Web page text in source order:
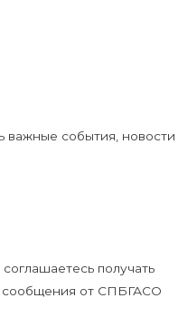
важные события, новости
получать
сообщения от СПБГАСО